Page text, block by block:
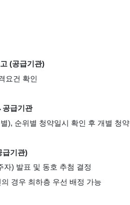
(공급기관)
요건 확인
급기관
), 순위별 청약일시 확인 후 개별 청약
급기관)
자) 발표 및 동호 추첨 결정
경우 최하층 우선 배정 가능